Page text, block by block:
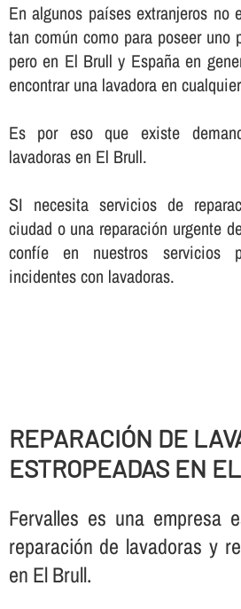
En algunos paí­ses extranjeros no
tan común como para poseer
pero en El Brull y España en
encontrar una lavadora en
Es por eso que existe
lavadoras en El Brull.
SI necesita servicios de
ciudad o una reparación urgente
confí­e en nuestros servicios
incidentes con lavadoras.
REPARACIÓN DE
ESTROPEADAS EN
Fervalles es una empresa
reparación de lavadoras y
en El Brull.